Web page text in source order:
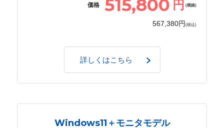
価格 515,800 円 (税抜)
567,380円 (税込)
詳しくはこちら
Windows11＋モニタモデル